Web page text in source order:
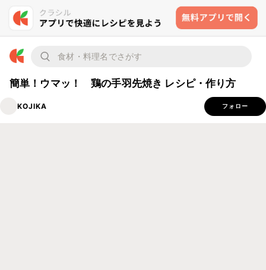
簡単！ウマッ！ 鶏の手羽先焼き レシピ・作り方
KOJIKA フォロー